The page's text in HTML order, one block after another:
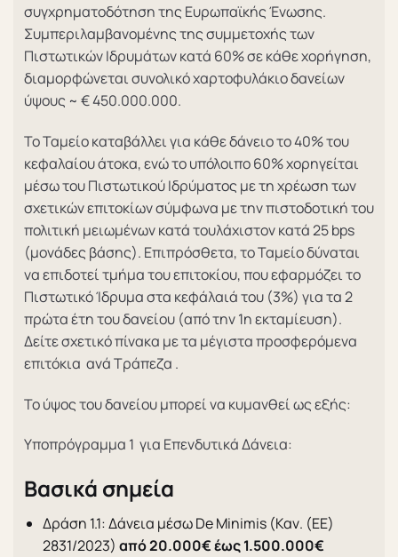
συγχρηματοδότηση της Ευρωπαϊκής Ένωσης.
Συμπεριλαμβανομένης της συμμετοχής των
Πιστωτικών Ιδρυμάτων κατά 60% σε κάθε χορήγηση,
διαμορφώνεται συνολικό χαρτοφυλάκιο δανείων
ύψους ~ € 450.000.000.
Το Ταμείο καταβάλλει για κάθε δάνειο το 40% του
κεφαλαίου άτοκα, ενώ το υπόλοιπο 60% χορηγείται
μέσω του Πιστωτικού Ιδρύματος με τη χρέωση των
σχετικών επιτοκίων σύμφωνα με την πιστοδοτική του
πολιτική μειωμένων κατά τουλάχιστον κατά 25 bps
(μονάδες βάσης). Επιπρόσθετα, το Ταμείο δύναται
να επιδοτεί τμήμα του επιτοκίου, που εφαρμόζει το
Πιστωτικό Ίδρυμα στα κεφάλαιά του (3%) για τα 2
πρώτα έτη του δανείου (από την 1η εκταμίευση).
Δείτε σχετικό πίνακα με τα μέγιστα προσφερόμενα
επιτόκια ανά Τράπεζα .
Το ύψος του δανείου μπορεί να κυμανθεί ως εξής:
Υποπρόγραμμα 1 για Επενδυτικά Δάνεια:
Βασικά σημεία
Δράση 1.1: Δάνεια μέσω De Minimis (Καν. (ΕΕ)
2831/2023) από 20.000€ έως 1.500.000€